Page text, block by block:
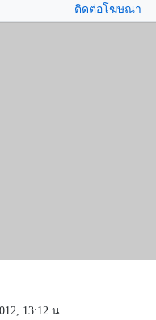
ติดต่อโฆษณา
13:12 น.